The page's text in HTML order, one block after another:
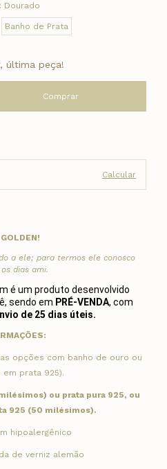
Dourado
Banho de Prata
última peça!
Calcular
a ele; para termos ele conosco
dias ami.
é um produto desenvolvido
sendo em PRÉ-VENDA, com
de 25 dias úteis.
opções com banho de ouro ou
em prata 925).
ou prata pura 925, ou
925 (50 milésimos).
hipoalergênico
de verniz alemão